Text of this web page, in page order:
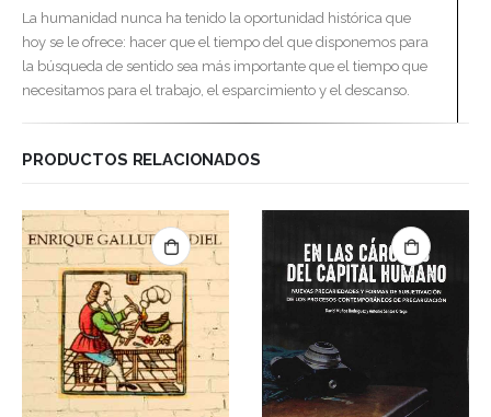
La humanidad nunca ha tenido la oportunidad histórica que
hoy se le ofrece: hacer que el tiempo del que disponemos para
la búsqueda de sentido sea más importante que el tiempo que
necesitamos para el trabajo, el esparcimiento y el descanso.
PRODUCTOS RELACIONADOS